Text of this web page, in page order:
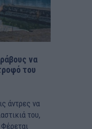
να
του
άντρες να
του,